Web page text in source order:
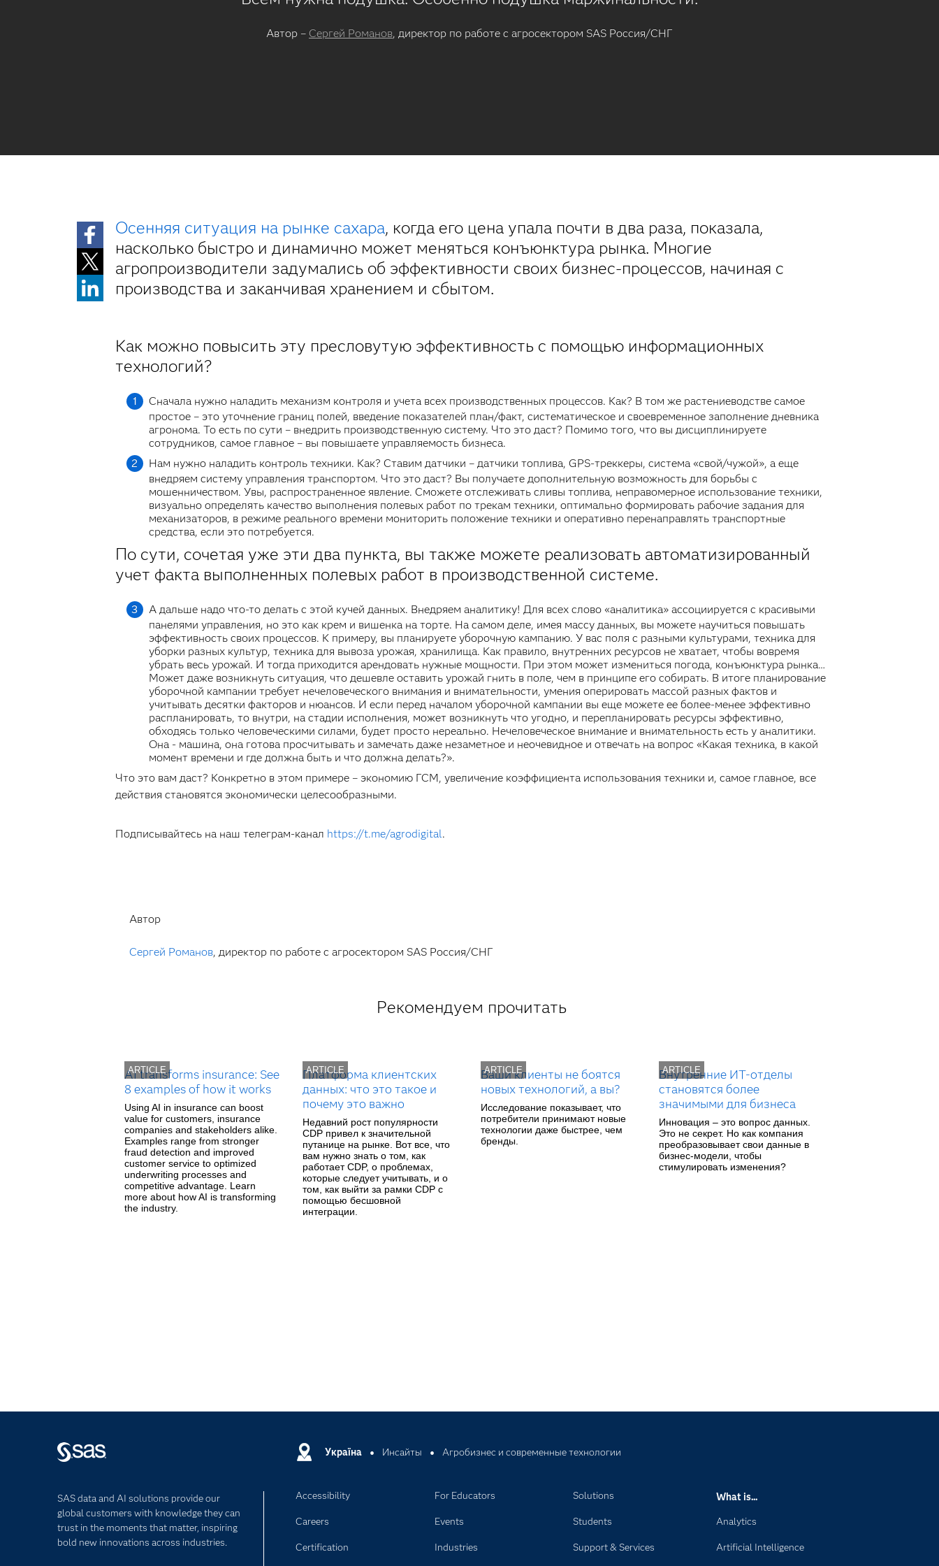
Автор – Сергей Романов, директор по работе с агросектором SAS Россия/СНГ
Осенняя ситуация на рынке сахара, когда его цена упала почти в два раза, показала,
насколько быстро и динамично может меняться конъюнктура рынка. Многие
агропроизводители задумались об эффективности своих бизнес-процессов, начиная с
производства и заканчивая хранением и сбытом.
Как можно повысить эту пресловутую эффективность с помощью информационных
технологий?
Сначала нужно наладить механизм контроля и учета всех производственных процессов. Как? В том же растениеводстве самое
простое – это уточнение границ полей, введение показателей план/факт, систематическое и своевременное заполнение дневника
агронома. То есть по сути – внедрить производственную систему. Что это даст? Помимо того, что вы дисциплинируете
сотрудников, самое главное – вы повышаете управляемость бизнеса.
Нам нужно наладить контроль техники. Как? Ставим датчики – датчики топлива, GPS-треккеры, система «свой/чужой», а еще
внедряем систему управления транспортом. Что это даст? Вы получаете дополнительную возможность для борьбы с
мошенничеством. Увы, распространенное явление. Сможете отслеживать сливы топлива, неправомерное использование техники,
визуально определять качество выполнения полевых работ по трекам техники, оптимально формировать рабочие задания для
механизаторов, в режиме реального времени мониторить положение техники и оперативно перенаправлять транспортные
средства, если это потребуется.
По сути, сочетая уже эти два пункта, вы также можете реализовать автоматизированный
учет факта выполненных полевых работ в производственной системе.
А дальше надо что-то делать с этой кучей данных. Внедряем аналитику! Для всех слово «аналитика» ассоциируется с красивыми
панелями управления, но это как крем и вишенка на торте. На самом деле, имея массу данных, вы можете научиться повышать
эффективность своих процессов. К примеру, вы планируете уборочную кампанию. У вас поля с разными культурами, техника для
уборки разных культур, техника для вывоза урожая, хранилища. Как правило, внутренних ресурсов не хватает, чтобы вовремя
убрать весь урожай. И тогда приходится арендовать нужные мощности. При этом может измениться погода, конъюнктура рынка…
Может даже возникнуть ситуация, что дешевле оставить урожай гнить в поле, чем в принципе его собирать. В итоге планирование
уборочной кампании требует нечеловеческого внимания и внимательности, умения оперировать массой разных фактов и
учитывать десятки факторов и нюансов. И если перед началом уборочной кампании вы еще можете ее более-менее эффективно
распланировать, то внутри, на стадии исполнения, может возникнуть что угодно, и перепланировать ресурсы эффективно,
обходясь только человеческими силами, будет просто нереально. Нечеловеческое внимание и внимательность есть у аналитики.
Она - машина, она готова просчитывать и замечать даже незаметное и неочевидное и отвечать на вопрос «Какая техника, в какой
момент времени и где должна быть и что должна делать?».
Что это вам даст? Конкретно в этом примере – экономию ГСМ, увеличение коэффициента использования техники и, самое главное, все
действия становятся экономически целесообразными.
Подписывайтесь на наш телеграм-канал https://t.me/agrodigital.
Автор
Сергей Романов, директор по работе с агросектором SAS Россия/СНГ
Рекомендуем прочитать
ARTICLE
AI transforms insurance: See
8 examples of how it works
Using AI in insurance can boost
value for customers, insurance
companies and stakeholders alike.
Examples range from stronger
fraud detection and improved
customer service to optimized
underwriting processes and
competitive advantage. Learn
more about how AI is transforming
the industry.
ARTICLE
Платформа клиентских
данных: что это такое и
почему это важно
Недавний рост популярности
CDP привел к значительной
путанице на рынке. Вот все, что
вам нужно знать о том, как
работает CDP, о проблемах,
которые следует учитывать, и о
том, как выйти за рамки CDP с
помощью бесшовной
интеграции.
ARTICLE
Ваши клиенты не боятся
новых технологий, а вы?
Исследование показывает, что
потребители принимают новые
технологии даже быстрее, чем
бренды.
ARTICLE
Внутренние ИТ-отделы
становятся более
значимыми для бизнеса
Инновация – это вопрос данных.
Это не секрет. Но как компания
преобразовывает свои данные в
бизнес-модели, чтобы
стимулировать изменения?
Україна Инсайты Агробизнес и современные технологии
SAS data and AI solutions provide our
global customers with knowledge they can
trust in the moments that matter, inspiring
bold new innovations across industries.
Accessibility
Careers
Certification
For Educators
Events
Industries
Solutions
Students
Support & Services
What is...
Analytics
Artificial Intelligence